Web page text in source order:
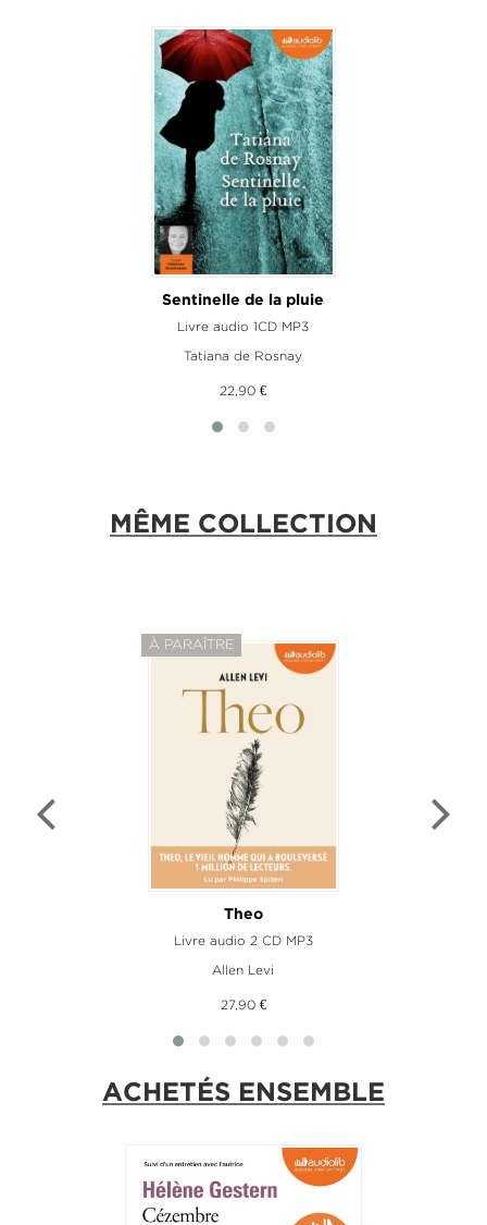
Sentinelle de la pluie
Livre audio 1CD MP3
Tatiana de Rosnay
22,90 €
MÊME COLLECTION
À PARAÎTRE
Theo
Livre audio 2 CD MP3
Allen Levi
27,90 €
ACHETÉS ENSEMBLE